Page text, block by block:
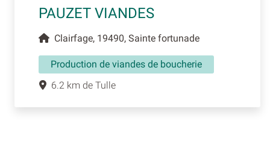
PAUZET VIANDES
Clairfage, 19490, Sainte fortunade
Production de viandes de boucherie
6.2 km de Tulle